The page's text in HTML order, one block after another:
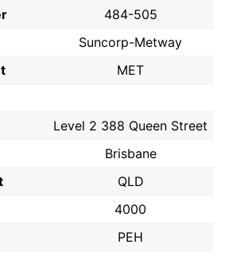
484-505
Suncorp-Metway
MET
Level 2 388 Queen Street
Brisbane
QLD
4000
PEH